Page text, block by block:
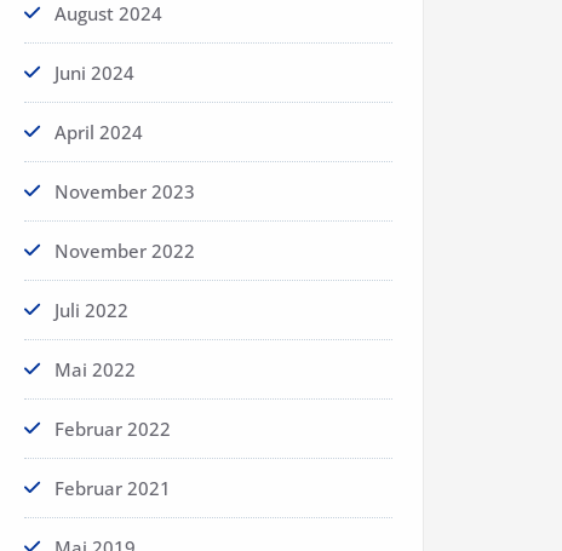
August 2024
Juni 2024
April 2024
November 2023
November 2022
Juli 2022
Mai 2022
Februar 2022
Februar 2021